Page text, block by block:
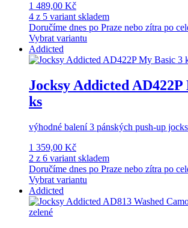
1 489,00 Kč
4 z 5 variant skladem
Doručíme dnes po Praze nebo zítra po
Vybrat variantu
Addicted
Jocksy Addicted AD422P
ks
výhodné balení 3 pánských push-up
1 359,00 Kč
2 z 6 variant skladem
Doručíme dnes po Praze nebo zítra po
Vybrat variantu
Addicted